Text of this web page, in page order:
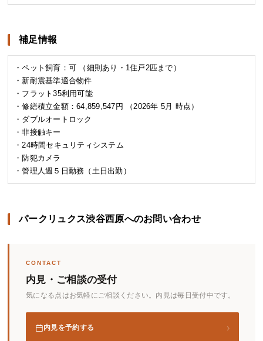
補足情報
・ペット飼育：可 （細則あり・1住戸2匹まで）
・新耐震基準適合物件
・フラット35利用可能
・修繕積立金額：64,859,547円 （2026年 5月 時点）
・ダブルオートロック
・非接触キー
・24時間セキュリティシステム
・防犯カメラ
・管理人週５日勤務（土日出勤）
パークリュクス渋谷西原へのお問い合わせ
CONTACT
内見・ご相談の受付
気になる点はお気軽にご相談ください。内見は毎日受付中です。
内見を予約する ›